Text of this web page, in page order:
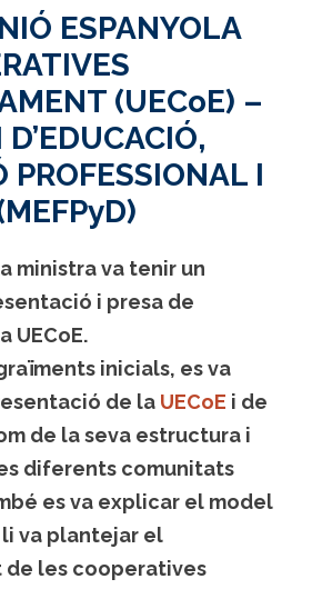
ESPANYOLA
(UECoE) –
PROFESSIONAL I
ministra va tenir un
i presa de
UECoE.
inicials, es va
de la UECoE i de
de la seva estructura i
diferents comunitats
es va explicar el model
va plantejar el
les cooperatives